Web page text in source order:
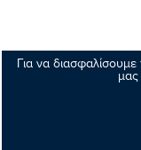
Για να